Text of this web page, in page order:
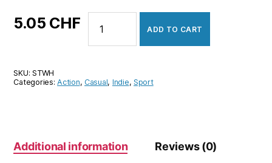
5.05 CHF
quantity
ADD TO CART
SKU:STWH
Categories:Action,Casual, Indie, Sport
Additional information Reviews (0)